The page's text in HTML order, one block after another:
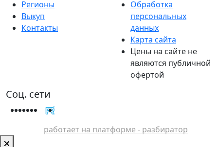
Регионы
Выкуп
Контакты
Обработка
персональных
данных
Карта сайта
Цены на сайте не
являются публичной
офертой
Соц. сети
работает на платформе - разбиратор